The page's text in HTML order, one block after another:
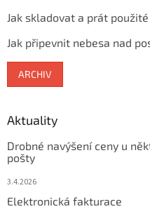
Jak skladovat a prát
Jak připevnit nebesa nad
ARCHIV
Aktuality
Drobné navýšení ceny u
pošty
3.4.2026
Elektronická fakturace